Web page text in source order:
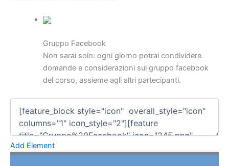
Gruppo Facebook
Non sarai solo: ogni giorno potrai condividere
domande e considerazioni sul gruppo facebook
del corso, assieme agli altri partecipanti.
Add Element